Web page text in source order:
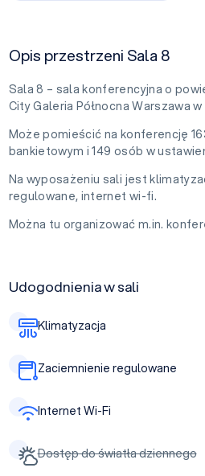
Opis przestrzeni Sala 8
Sala 8 – sala konferencyjna o
City Galeria Północna Warszawa
Może pomieścić na konferencję
bankietowym i 149 osób w
Na wyposażeniu sali jest
regulowane, internet wi-fi.
Można tu organizować m.in.
Udogodnienia w sali
Klimatyzacja
Zaciemnienie regulowane
Internet Wi-Fi
Dostęp do światła dziennego